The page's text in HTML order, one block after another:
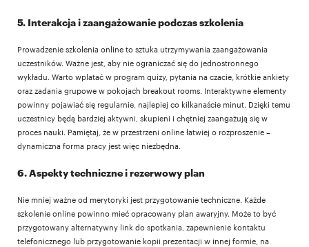
5. Interakcja i zaangażowanie podczas szkolenia
Prowadzenie szkolenia online to sztuka utrzymywania zaangażowania
uczestników. Ważne jest, aby nie ograniczać się do jednostronnego
wykładu. Warto wplatać w program quizy, pytania na czacie, krótkie ankiety
oraz zadania grupowe w pokojach breakout rooms. Interaktywne elementy
powinny pojawiać się regularnie, najlepiej co kilkanaście minut. Dzięki temu
uczestnicy będą bardziej aktywni, skupieni i chętniej zaangażują się w
proces nauki. Pamiętaj, że w przestrzeni online łatwiej o rozproszenie –
dynamiczna forma pracy jest więc niezbędna.
6. Aspekty techniczne i rezerwowy plan
Nie mniej ważne od merytoryki jest przygotowanie techniczne. Każde
szkolenie online powinno mieć opracowany plan awaryjny. Może to być
przygotowany alternatywny link do spotkania, zapewnienie kontaktu
telefonicznego lub przygotowanie kopii prezentacji w innej formie, na